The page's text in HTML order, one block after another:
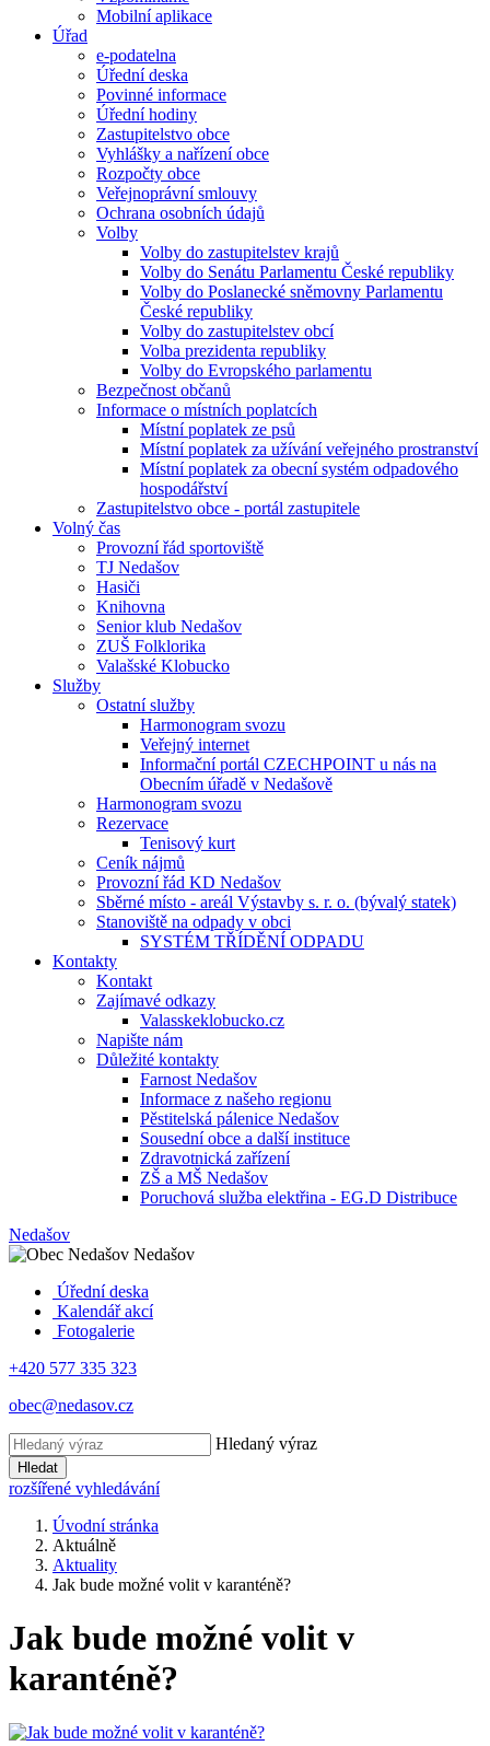
Mobilní aplikace
Úřad
e-podatelna
Úřední deska
Povinné informace
Úřední hodiny
Zastupitelstvo obce
Vyhlášky a nařízení obce
Rozpočty obce
Veřejnoprávní smlouvy
Ochrana osobních údajů
Volby
Volby do zastupitelstev krajů
Volby do Senátu Parlamentu České republiky
Volby do Poslanecké sněmovny Parlamentu
České republiky
Volby do zastupitelstev obcí
Volba prezidenta republiky
Volby do Evropského parlamentu
Bezpečnost občanů
Informace o místních poplatcích
Místní poplatek ze psů
Místní poplatek za užívání veřejného prostranství
Místní poplatek za obecní systém odpadového
hospodářství
Zastupitelstvo obce - portál zastupitele
Volný čas
Provozní řád sportoviště
TJ Nedašov
Hasiči
Knihovna
Senior klub Nedašov
ZUŠ Folklorika
Valašské Klobucko
Služby
Ostatní služby
Harmonogram svozu
Veřejný internet
Informační portál CZECHPOINT u nás na
Obecním úřadě v Nedašově
Harmonogram svozu
Rezervace
Tenisový kurt
Ceník nájmů
Provozní řád KD Nedašov
Sběrné místo - areál Výstavby s. r. o. (bývalý statek)
Stanoviště na odpady v obci
SYSTÉM TŘÍDĚNÍ ODPADU
Kontakty
Kontakt
Zajímavé odkazy
Valasskeklobucko.cz
Napište nám
Důležité kontakty
Farnost Nedašov
Informace z našeho regionu
Pěstitelská pálenice Nedašov
Sousední obce a další instituce
Zdravotnická zařízení
ZŠ a MŠ Nedašov
Poruchová služba elektřina - EG.D Distribuce
Nedašov
Nedašov
Úřední deska
Kalendář akcí
Fotogalerie
+420 577 335 323
obec@nedasov.cz
Hledaný výraz
Hledat
rozšířené vyhledávání
Úvodní stránka
Aktuálně
Aktuality
Jak bude možné volit v karanténě?
Jak bude možné volit v
karanténě?